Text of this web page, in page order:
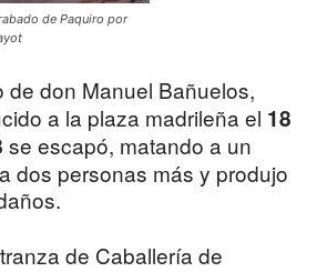
de Paquiro por
de don Manuel Bañuelos,
a la plaza madrileña el 18
se escapó, matando a un
dos personas más y produjo
de Caballería de